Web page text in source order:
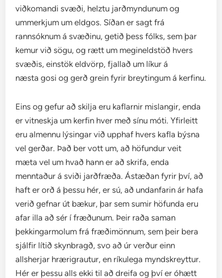
viðkomandi svæði, helztu jarðmyndunum og
ummerkjum um eldgos. Síðan er sagt frá
rannsóknum á svæðinu, getið þess fólks, sem þar
kemur við sögu, og rætt um megineldstöð hvers
svæðis, einstök eldvörp, fjallað um líkur á
næsta gosi og gerð grein fyrir breytingum á kerfinu.
Eins og gefur að skilja eru kaflarnir mislangir, enda
er vitneskja um kerfin hver með sínu móti. Yfirleitt
eru almennu lýsingar við upphaf hvers kafla býsna
vel gerðar. Það ber vott um, að höfundur veit
mæta vel um hvað hann er að skrifa, enda
menntaður á sviði jarðfræða. Ástæðan fyrir því, að
haft er orð á þessu hér, er sú, að undanfarin ár hafa
verið gefnar út bækur, þar sem sumir höfunda eru
afar illa að sér í fræðunum. Þeir raða saman
þekkingarmolum frá fræðimönnum, sem þeir bera
sjálfir lítið skynbragð, svo að úr verður einn
allsherjar hrærigrautur, en ríkulega myndskreyttur.
Hér er þessu alls ekki til að dreifa og því er óhætt